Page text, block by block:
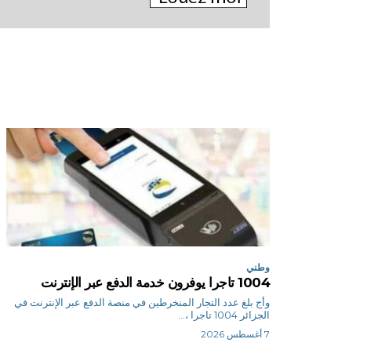
وطني
1004 تاجرا يوفرون خدمة الدفع عبر الإنترنت
وأج بلغ عدد التجار المنخرطين في منصة الدفع عبر الإنترنت في
الجزائر 1004 تاجرا ،...
7 أغسطس 2026